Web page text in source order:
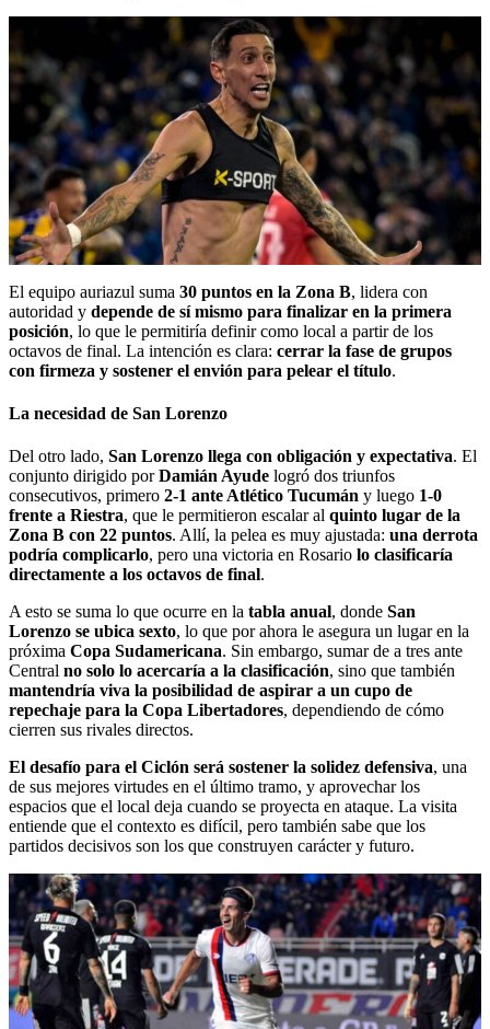
El equipo auriazul suma 30 puntos en la Zona B, lidera con
autoridad y depende de sí mismo para finalizar en la primera
posición, lo que le permitiría definir como local a partir de los
octavos de final. La intención es clara: cerrar la fase de grupos
con firmeza y sostener el envión para pelear el título.
La necesidad de San Lorenzo
Del otro lado, San Lorenzo llega con obligación y expectativa. El
conjunto dirigido porDamián Ayude logró dos triunfos
consecutivos, primero 2-1 ante Atlético Tucumán y luego 1-0
frente a Riestra, que le permitieron escalar al quinto lugar de la
Zona B con 22 puntos. Allí, la pelea es muy ajustada: una derrota
podría complicarlo, pero una victoria en Rosario lo clasificaría
directamente a los octavos de final.
A esto se suma lo que ocurre en la tabla anual, donde San
Lorenzo se ubica sexto, lo que por ahora le asegura un lugar en la
próxima Copa Sudamericana. Sin embargo, sumar de a tres ante
Central no solo lo acercaría a la clasificación, sino que también
mantendría viva la posibilidad de aspirar a un cupo de
repechaje para la Copa Libertadores, dependiendo de cómo
cierren sus rivales directos.
El desafío para el Ciclón será sostener la solidez defensiva, una
de sus mejores virtudes en el último tramo, y aprovechar los
espacios que el local deja cuando se proyecta en ataque. La visita
entiende que el contexto es difícil, pero también sabe que los
partidos decisivos son los que construyen carácter y futuro.